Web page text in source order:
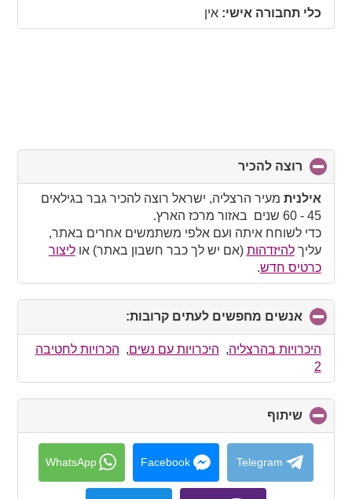
כלי תחבורה אישי: אין
רוצה להכיר
to
collapse
contents
אילנית מעיר הרצליה, ישראל רוצה להכיר גבר בגילאים
45 - 60 שנים באזור מרכז הארץ.
כדי לשוחח איתה ועם אלפי משתמשים אחרים באתר,
עליךלהיזדהות (אם יש לך כבר חשבון באתר) אוליצור
כרטיס חדש.
אנשים מחפשים לעתים קרובות:
to
collapse
היכרויות בהרצליה, היכרויות עם נשים, הכרויות לחטיבה
2
שיתוף
to
collapse
contents
Telegram
Facebook
WhatsApp